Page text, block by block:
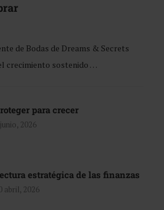
de Bodas de Dreams & Secrets
crecimiento sostenido …
para crecer
2026
estratégica de las finanzas
abril, 2026